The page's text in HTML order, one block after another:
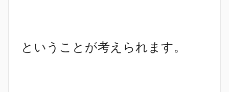
ということが考えられます。